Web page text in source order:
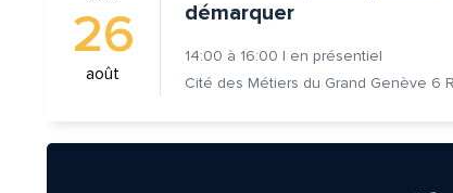
26
août
démarquer
14:00 à 16:00 | en présentiel